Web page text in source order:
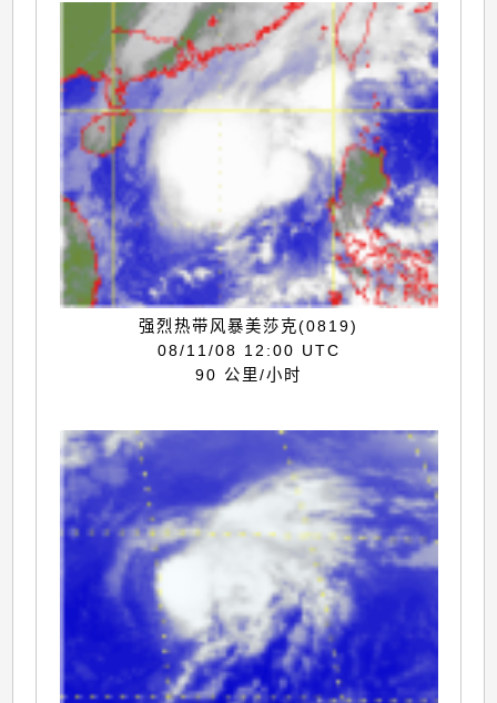
强烈热带风暴美莎克(0819)
08/11/08 12:00 UTC
90 公里/小时